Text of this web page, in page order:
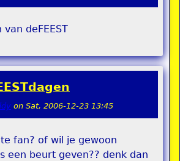
on Sat, 2006-12-23 13:45
fan? of wil je gewoon
een beurt geven?? denk dan